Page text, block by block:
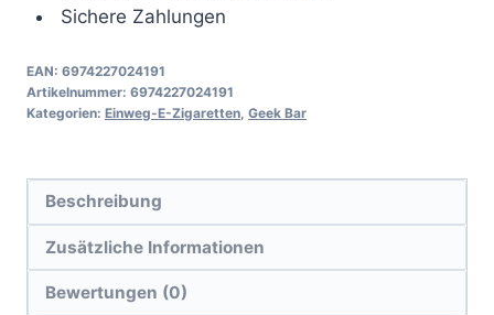
Sichere Zahlungen
EAN: 6974227024191
Artikelnummer: 6974227024191
Kategorien: Einweg-E-Zigaretten Geek Bar
Beschreibung
Zusätzliche Informationen
Bewertungen (0)